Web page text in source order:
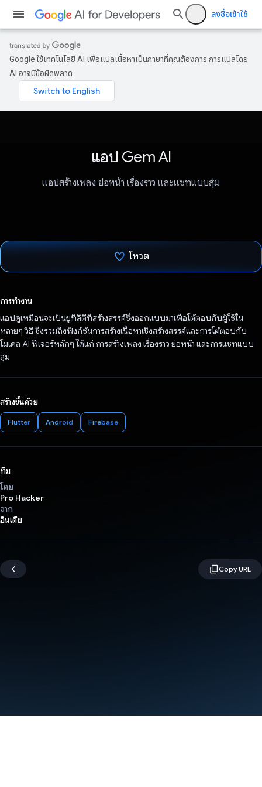
ลงชื่อเข้าใช้
Google ใช้เทคโนโลยี AI เพื่อแปลเนื้อหาเป็นภาษาที่คุณต้องการ การแปลโดย
AI อาจมีข้อผิดพลาด
แอป Gem AI
แอปสร้างเพลง ย่อหน้า เรื่องราว และแชทแบบสุ่ม
โหวต
การทำงาน
แอปดูเหมือนจะเป็นยูทิลิตีที่สร้างสรรค์ซึ่งออกแบบมาเพื่อโต้ตอบกับผู้ใช้ใน
หลายๆ วิธี ซึ่งรวมถึงฟังก์ชันการสร้างเนื้อหาเชิงสร้างสรรค์และการโต้ตอบกับ
โมเดล AI ฟีเจอร์หลักๆ ได้แก่ การสร้างเพลง เรื่องราว ย่อหน้า และการแชทแบบ
สุ่ม
สร้างขึ้นด้วย
Flutter Android Firebase
ทีม
โดย
Pro Hacker
จาก
อินเดีย